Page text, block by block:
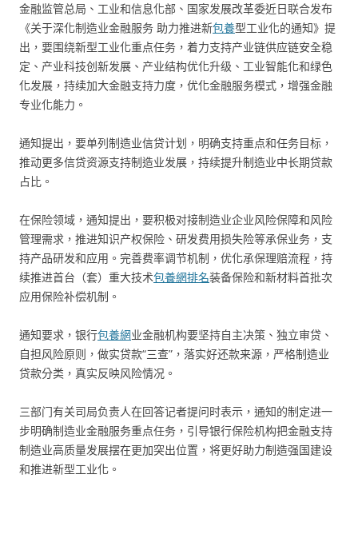
金融监管总局、工业和信息化部、国家发展改革委近日联合发布
《关于深化制造业金融服务 助力推进新包養型工业化的通知》提
出，要围绕新型工业化重点任务，着力支持产业链供应链安全稳
定、产业科技创新发展、产业结构优化升级、工业智能化和绿色
化发展，持续加大金融支持力度，优化金融服务模式，增强金融
专业化能力。
通知提出，要单列制造业信贷计划，明确支持重点和任务目标，
推动更多信贷资源支持制造业发展，持续提升制造业中长期贷款
占比。
在保险领域，通知提出，要积极对接制造业企业风险保障和风险
管理需求，推进知识产权保险、研发费用损失险等承保业务，支
持产品研发和应用。完善费率调节机制，优化承保理赔流程，持
续推进首台（套）重大技术包養網排名装备保险和新材料首批次
应用保险补偿机制。
通知要求，银行包養網业金融机构要坚持自主决策、独立审贷、
自担风险原则，做实贷款“三查”，落实好还款来源，严格制造业
贷款分类，真实反映风险情况。
三部门有关司局负责人在回答记者提问时表示，通知的制定进一
步明确制造业金融服务重点任务，引导银行保险机构把金融支持
制造业高质量发展摆在更加突出位置，将更好助力制造强国建设
和推进新型工业化。